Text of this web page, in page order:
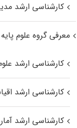
کارشناسی ارشد
معرفی گروه علوم
کارشناسی ارشد
کارشناسی ارشد
کارشناسی ارشد آمار